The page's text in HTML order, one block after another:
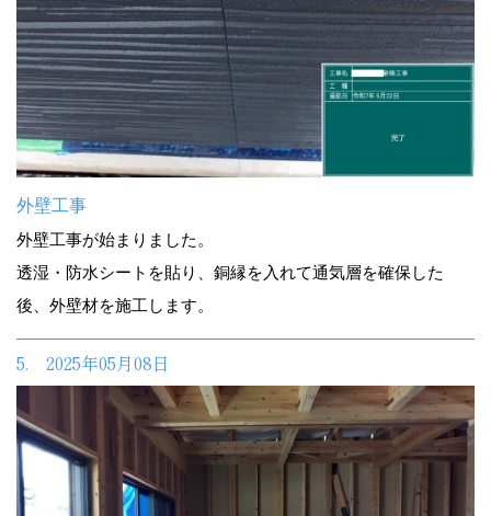
外壁工事
外壁工事が始まりました。
透湿・防水シートを貼り、銅縁を入れて通気層を確保した
後、外壁材を施工します。
5. 2025年05月08日